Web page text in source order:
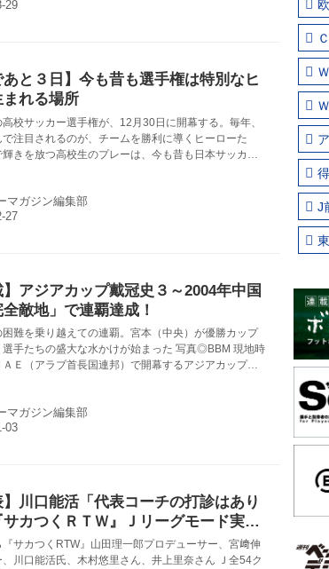
あと３日】今も昔も選手権は特別なヒ
れる場所
校サッカー選手権が、12月30日に開幕する。毎年、
注目されるのが、チームを勝利に導くヒーローた
きを放つ高校生のプレーは、今も昔も日本サッカー
マガジン編集部
】アジアカップ戴冠史３～2004年中国
敵地」で連覇達成！
難を乗り越えての連覇。宮本（中央）が優勝カップ
選手たちの盛大な水かけが始まった 写真◎BBM 現地時
Ｅ（アラブ首長国連邦）で開幕するアジアカップ。
５回目の優勝を目指すことになる。そこでＷＥＢサッ
は特別連載として、史上最多となる過去４回の優勝を
イバック。第３回は、『完全敵地』の重圧や数々の苦
マガジン編集部
】川口能活「代表コーチの打診はあり
サカつくＲＴＷ』Ｊリーグモード実装
サカつくRTW』山田理一郎プロデューサー、宮﨑伸
川口能活氏、木村悠里さん、井上里奈さん Ｊ全54ク
J